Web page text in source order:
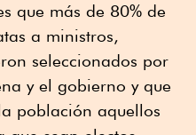
que más de 80% de
a ministros,
seleccionados por
y el gobierno y que
población aquellos